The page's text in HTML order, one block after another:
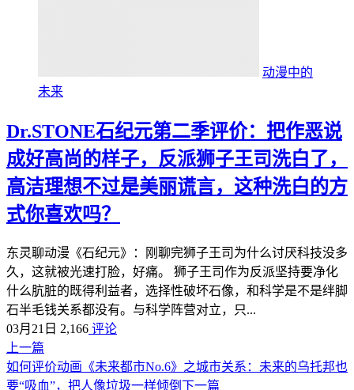
动漫中的
未来
Dr.STONE石纪元第二季评价：把作恶说
成好高尚的样子，反派狮子王司洗白了，
高洁理想不过是美丽谎言，这种洗白的方
式你喜欢吗？
东灵聊动漫《石纪元》：刚聊完狮子王司为什么讨厌科技没多
久，这就被光速打脸，好痛。 狮子王司作为反派坚持要净化
什么肮脏的既得利益者，选择性破坏石像，和科学是不是绊脚
石半毛钱关系都没有。与科学阵营对立，只...
03月21日 2,166 评论
上一篇
如何评价动画《未来都市No.6》之城市关系：未来的乌托邦也
要“吸血”，把人像垃圾一样倾倒下一篇